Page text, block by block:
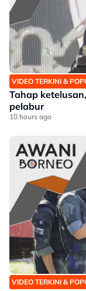
VIDEO TERKINI &
Tahap
pelabur
10 hours ago
VIDEO TERKINI &